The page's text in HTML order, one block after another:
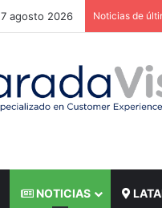
agosto 2026 Noticias de
NOTICIAS